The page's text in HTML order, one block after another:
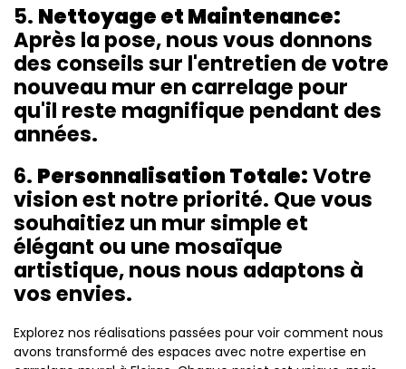
5. Nettoyage et Maintenance:
Après la pose, nous vous donnons
des conseils sur l'entretien de votre
nouveau mur en carrelage pour
qu'il reste magnifique pendant des
années.
6. Personnalisation Totale:Votre
vision est notre priorité. Que vous
souhaitiez un mur simple et
élégant ou une mosaïque
artistique, nous nous adaptons à
vos envies.
Explorez nos réalisations passées pour voir comment nous
avons transformé des espaces avec notre expertise en